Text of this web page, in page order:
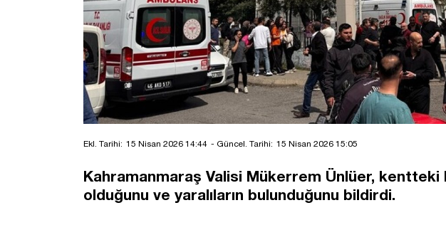
Ekl. Tarihi: 15 Nisan 2026 14:44 - Güncel. Tarihi: 15 Nisan 2026 15:05
Kahramanmaraş Valisi Mükerrem Ünlüer, kentteki
olduğunu ve yaralıların bulunduğunu bildirdi.